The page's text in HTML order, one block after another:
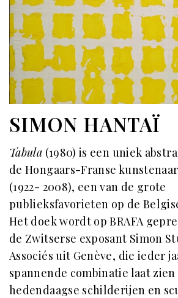
SIMON HANTAÏ
Tabula (1980) is een uniek
de Hongaars-Franse
(1922- 2008), een van de grote
publieksfavorieten op de
Het doek wordt op BRAFA
de Zwitserse exposant Simon
Associés uit Genève, die ieder
spannende combinatie laat
hedendaagse schilderijen en